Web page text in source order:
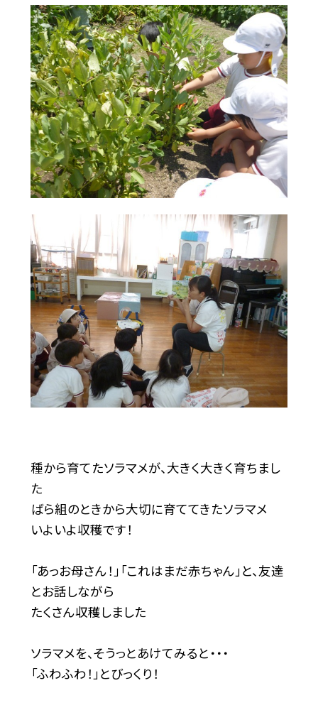
種から育てたソラマメが、大きく大きく育ちまし
た
ばら組のときから大切に育ててきたソラマメ
いよいよ収穫です！
「あっお母さん！」「これはまだ赤ちゃん」と、友達
とお話しながら
たくさん収穫しました
ソラマメを、そうっとあけてみると・・・
「ふわふわ！」とびっくり！